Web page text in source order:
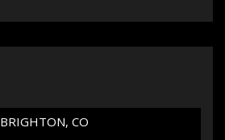
BRIGHTON, CO